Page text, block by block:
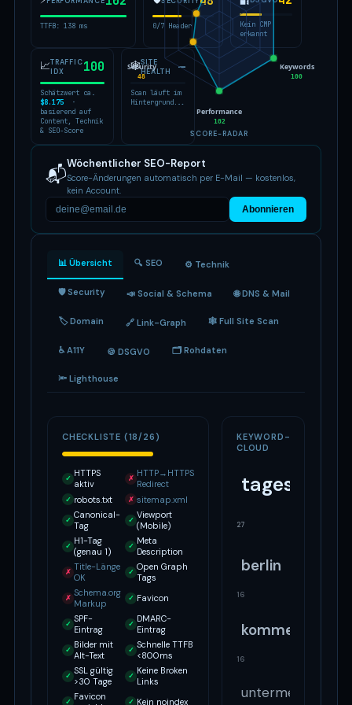
TTFB: 138 ms 0/7 Header
Kein CMP
erkannt
📈TRAFFIC
IDX
100
Schätzwert ca.
$8.175 ·
basierend auf
Content, Technik
& SEO-Score
🕸SITE
HEALTH
—
Scan läuft im
Hintergrund...
Keywords
100
Performance
102
Security
48
SCORE-RADAR
📬Wöchentlicher SEO-Report
Score-Änderungen automatisch per E-Mail — kostenlos,
kein Account.
Abonnieren
📊 Übersicht 🔍 SEO ⚙️ Technik
🛡 Security 📣 Social & Schema 🌐 DNS & Mail
🏷 Domain 🔗 Link-Graph 🕸 Full Site Scan
♿ A11Y 🍪 DSGVO 🗂 Rohdaten
🔦 Lighthouse
CHECKLISTE (18/26)
✓ HTTPS
aktiv
✗ HTTP→HTTPS
Redirect
✓ robots.txt ✗ sitemap.xml
✓ Canonical-
Tag
✓ Viewport
(Mobile)
✓ H1-Tag
(genau 1)
✓ Meta
Description
✗ Title-Länge
OK
✓ Open Graph
Tags
✗ Schema.org
Markup
✓ Favicon
✓ SPF-
Eintrag
✓ DMARC-
Eintrag
✓ Bilder mit
Alt-Text
✓ Schnelle TTFB
<800ms
✓ SSL gültig
>30 Tage
✓ Keine Broken
Links
✓ Favicon
✓ Kein noindex
KEYWORD-
CLOUD
27
berlin
16
kommentare
16
untermenü